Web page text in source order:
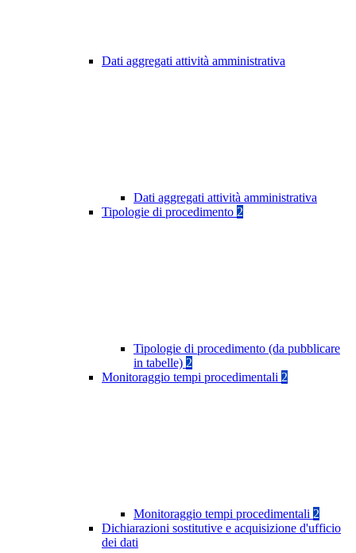
Dati aggregati attività amministrativa
Dati aggregati attività amministrativa
Tipologie di procedimento 2
Tipologie di procedimento (da pubblicare
in tabelle) 2
Monitoraggio tempi procedimentali 2
Monitoraggio tempi procedimentali 2
Dichiarazioni sostitutive e acquisizione d'ufficio
dei dati